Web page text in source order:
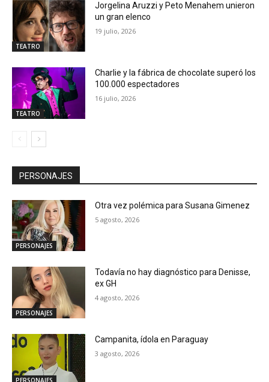
TEATRO
Jorgelina Aruzzi y Peto Menahem unieron
un gran elenco
19 julio, 2026
TEATRO
Charlie y la fábrica de chocolate superó los
100.000 espectadores
16 julio, 2026
PERSONAJES
PERSONAJES
Otra vez polémica para Susana Gimenez
5 agosto, 2026
PERSONAJES
Todavía no hay diagnóstico para Denisse,
ex GH
4 agosto, 2026
PERSONAJES
Campanita, ídola en Paraguay
3 agosto, 2026